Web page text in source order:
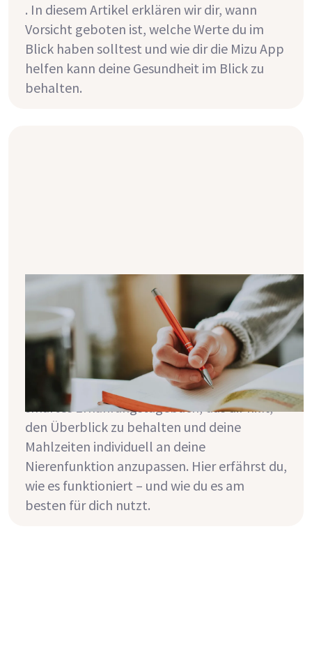
. In diesem Artikel erklären wir dir, wann
Vorsicht geboten ist, welche Werte du im
Blick haben solltest und wie dir die Mizu App
helfen kann deine Gesundheit im Blick zu
behalten.
So hilft dir ein Tagebuch deine
Ernährung mit Nierenkrankheit in
den Griff zu bekommen
Ernährung ist bei einer chronischen
Nierenerkrankung nicht einfach – aber
entscheidend. Die Mizu App bietet dir ein
smartes Ernährungstagebuch, das dir hilft,
den Überblick zu behalten und deine
Mahlzeiten individuell an deine
Nierenfunktion anzupassen. Hier erfährst du,
wie es funktioniert – und wie du es am
besten für dich nutzt.